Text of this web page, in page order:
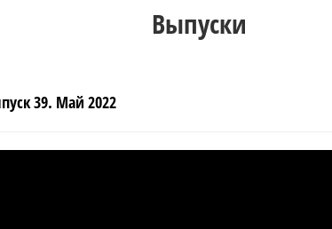
Выпуски
39. Май 2022